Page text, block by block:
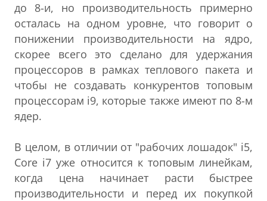
до 8-и, но производительность примерно
осталась на одном уровне, что говорит о
понижении производительности на ядро,
скорее всего это сделано для удержания
процессоров в рамках теплового пакета и
чтобы не создавать конкурентов топовым
процессорам i9, которые также имеют по 8-м
ядер.
В целом, в отличии от "рабочих лошадок" i5,
Core i7 уже относится к топовым линейкам,
когда цена начинает расти быстрее
производительности и перед их покупкой